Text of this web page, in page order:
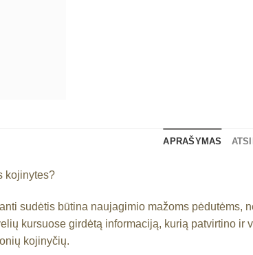
APRAŠYMAS
kojinytes?
sudėtis būtina naujagimio mažoms pėdutėms,
kursuose girdėtą informaciją, kurią patvirtino
kojinyčių.